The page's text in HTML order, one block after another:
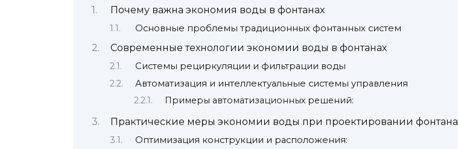
Почему важна экономия воды в фонтанах
Основные проблемы традиционных фонтанных систем
Современные технологии экономии воды в фонтанах
Системы рециркуляции и фильтрации воды
Автоматизация и интеллектуальные системы управления
Примеры автоматизационных решений:
Практические меры экономии воды при проектировании фонтана
Оптимизация конструкции и расположения: